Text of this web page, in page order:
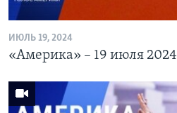
ИЮЛЬ 19, 2024
«Америка» – 19 июля 2024